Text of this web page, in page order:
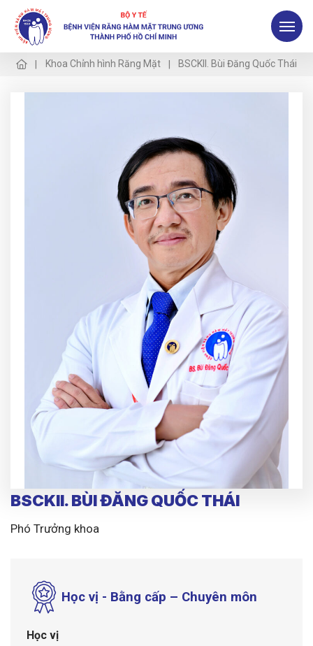
Khoa Chỉnh hình Răng Mặt BSCKII. Bùi Đăng Quốc Thái
BSCKII. BÙI ĐĂNG QUỐC THÁI
Phó Trưởng khoa
Học vị - Bằng cấp – Chuyên môn
Học vị